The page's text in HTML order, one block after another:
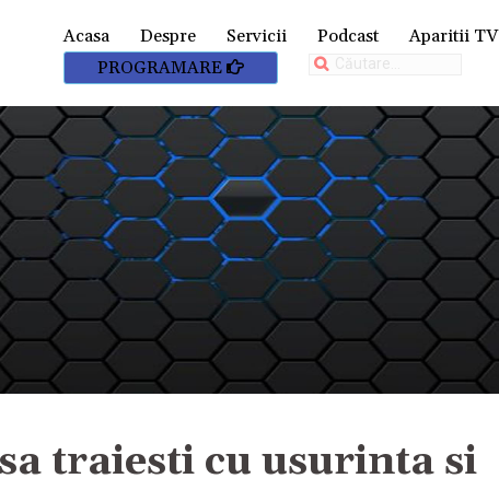
Acasa Despre Servicii Podcast Aparitii TV
PROGRAMARE
Caută
traiesti cu usurinta si